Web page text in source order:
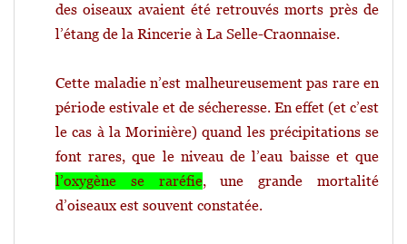
des oiseaux avaient été retrouvés morts près de
l’étang de la Rincerie à La Selle-Craonnaise.
Cette maladie n’est malheureusement pas rare en
période estivale et de sécheresse. En effet (et c’est
le cas à la Morinière) quand les précipitations se
font rares, que le niveau de l’eau baisse et que
l’oxygène se raréfie, une grande mortalité
d’oiseaux est souvent constatée.